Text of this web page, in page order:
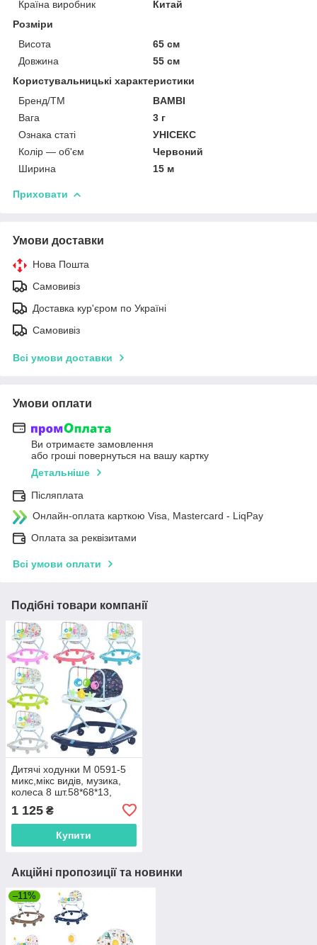
Країна виробник
Китай
Розміри
Висота
65 см
Довжина
55 см
Користувальницькі характеристики
Бренд/ТМ
BAMBI
Вага
3 г
Ознака статі
УНІСЕКС
Колір — об'єм
Червоний
Ширина
15 м
Приховати
Умови доставки
Нова Пошта
Самовивіз
Доставка кур'єром по Україні
Самовивіз
Всі умови доставки
Умови оплати
Ви отримаєте замовлення
або гроші повернуться на вашу картку
Детальніше
Післяплата
Онлайн-оплата карткою Visa, Mastercard - LiqPay
Оплата за реквізитами
Всі умови оплати
Подібні товари компанії
Дитячі ходунки M 0591-5
микс,мікс видів, музика,
колеса 8 шт.58*68*13,
1 125 ₴
Купити
Акційні пропозиції та новинки
–11%